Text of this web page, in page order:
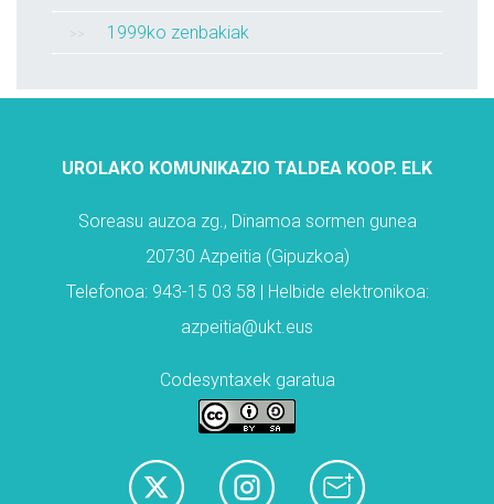
1999ko zenbakiak
UROLAKO KOMUNIKAZIO TALDEA KOOP. ELK
Soreasu auzoa zg., Dinamoa sormen gunea
20730 Azpeitia (Gipuzkoa)
Telefonoa: 943-15 03 58 | Helbide elektronikoa:
azpeitia@ukt.eus
Codesyntaxek garatua